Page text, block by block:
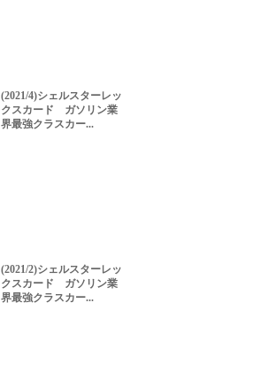
(2021/4)シェルスターレッ
クスカード ガソリン業
界最強クラスカー...
(2021/2)シェルスターレッ
クスカード ガソリン業
界最強クラスカー...